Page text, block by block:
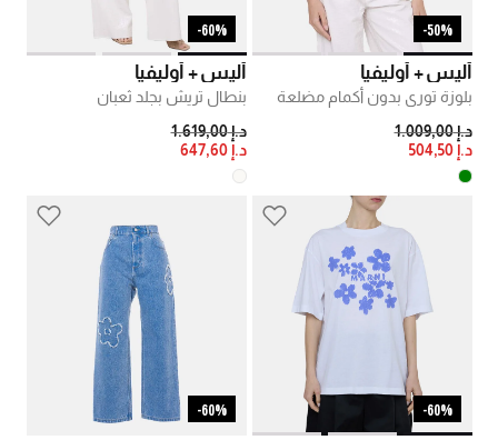
50%-
أليس + أوليفيا
بلوزة توري بدون أكمام مضلعة
PRICE REDUCED FROM
د.إ 1.009,00
TO
د.إ 504,50
60%-
أليس + أوليفيا
بنطال تريش بجلد ثعبان
PRICE REDUCED FROM
د.إ 1.619,00
د.إ 647,60
60%-
60%-